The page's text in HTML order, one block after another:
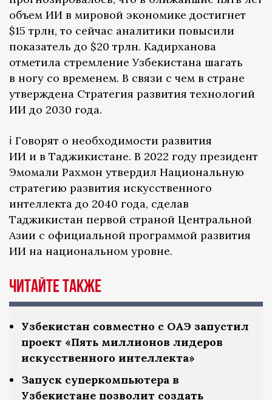
объем ИИ в мировой экономике достигнет
$15 трлн, то сейчас аналитики повысили
показатель до $20 трлн. Кадирханова
отметила стремление Узбекистана шагать
в ногу со временем. В связи с чем в стране
утверждена Стратегия развития технологий
ИИ до 2030 года.
ℹ️ Говорят о необходимости развития
ИИ и в Таджикистане. В 2022 году президент
Эмомали Рахмон утвердил Национальную
стратегию развития искусственного
интеллекта до 2040 года, сделав
Таджикистан первой страной Центральной
Азии с официальной программой развития
ИИ на национальном уровне.
Читайте также
Узбекистан совместно с ОАЭ запустил
проект «Пять миллионов лидеров
искусственного интеллекта»
Запуск суперкомпьютера в
Узбекистане позволит создать